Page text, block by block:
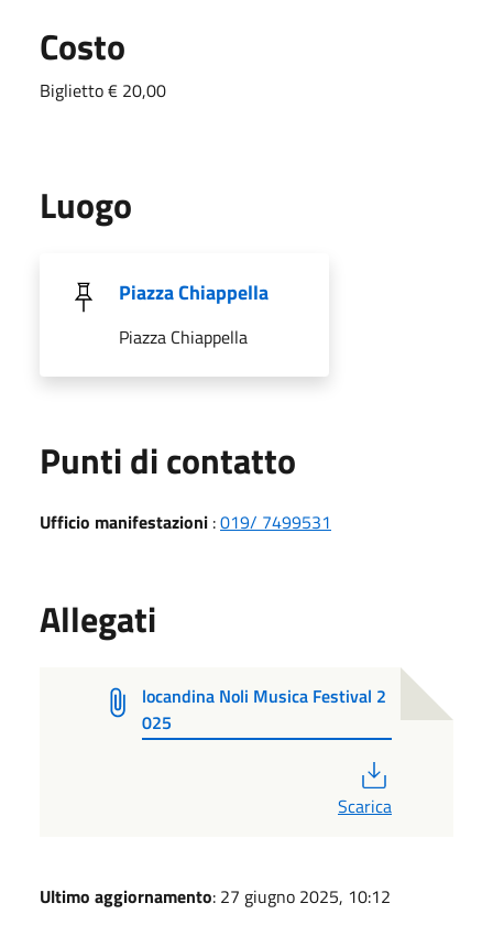
Costo
Biglietto € 20,00
Luogo
Piazza Chiappella
Piazza Chiappella
Punti di contatto
Ufficio manifestazioni :019/ 7499531
Allegati
locandina Noli Musica Festival 2
025
Scarica
Ultimo aggiornamento: 27 giugno 2025, 10:12